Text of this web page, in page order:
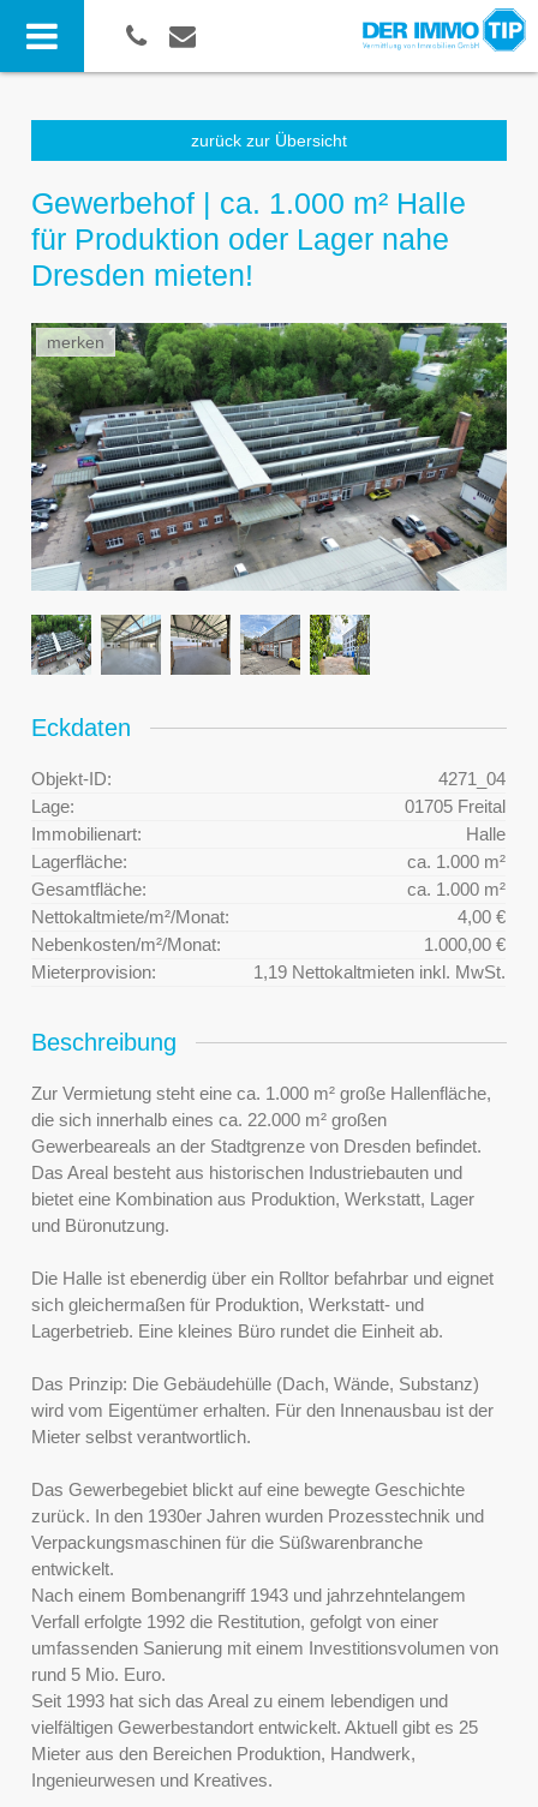
zurück zur Übersicht
Gewerbehof | ca. 1.000 m² Halle
für Produktion oder Lager nahe
Dresden mieten!
merken
Eckdaten
Objekt-ID:
4271_04
Lage:
01705 Freital
Immobilienart:
Halle
Lagerfläche:
ca. 1.000 m²
Gesamtfläche:
ca. 1.000 m²
Nettokaltmiete/m²/Monat:
4,00 €
Nebenkosten/m²/Monat:
1.000,00 €
Mieterprovision:
1,19 Nettokaltmieten inkl. MwSt.
Beschreibung
Zur Vermietung steht eine ca. 1.000 m² große Hallenfläche,
die sich innerhalb eines ca. 22.000 m² großen
Gewerbeareals an der Stadtgrenze von Dresden befindet.
Das Areal besteht aus historischen Industriebauten und
bietet eine Kombination aus Produktion, Werkstatt, Lager
und Büronutzung.
Die Halle ist ebenerdig über ein Rolltor befahrbar und eignet
sich gleichermaßen für Produktion, Werkstatt- und
Lagerbetrieb. Eine kleines Büro rundet die Einheit ab.
Das Prinzip: Die Gebäudehülle (Dach, Wände, Substanz)
wird vom Eigentümer erhalten. Für den Innenausbau ist der
Mieter selbst verantwortlich.
Das Gewerbegebiet blickt auf eine bewegte Geschichte
zurück. In den 1930er Jahren wurden Prozesstechnik und
Verpackungsmaschinen für die Süßwarenbranche
entwickelt.
Nach einem Bombenangriff 1943 und jahrzehntelangem
Verfall erfolgte 1992 die Restitution, gefolgt von einer
umfassenden Sanierung mit einem Investitionsvolumen von
rund 5 Mio. Euro.
Seit 1993 hat sich das Areal zu einem lebendigen und
vielfältigen Gewerbestandort entwickelt. Aktuell gibt es 25
Mieter aus den Bereichen Produktion, Handwerk,
Ingenieurwesen und Kreatives.